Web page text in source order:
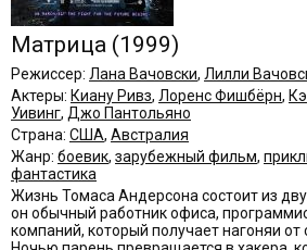
Матрица (1999)
Режиссер: Лана Вачовски, Лилли
Актеры: Киану Ривз, Лоренс Фишбёрн,
Уивинг, Джо Пантольяно
Страна: США, Австралия
Жанр: боевик, зарубежный фильм,
фантастика
Жизнь Томаса Андерсона состоит из
он обычный работник офиса,
компаний, который получает нагоняи от